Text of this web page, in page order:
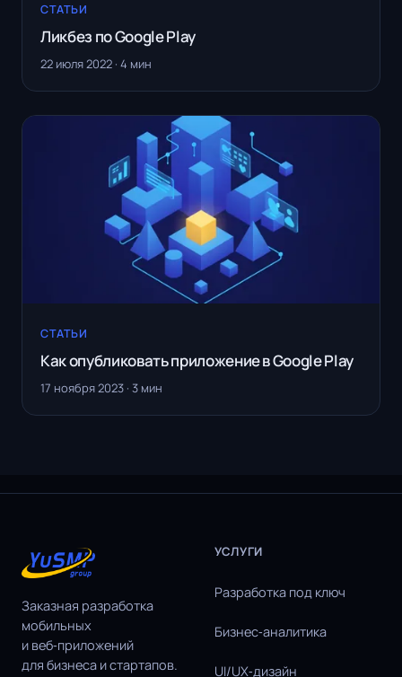
СТАТЬИ
Ликбез по Google Play
22 июля 2022 · 4 мин
СТАТЬИ
Как опубликовать приложение в Google Play
17 ноября 2023 · 3 мин
Заказная разработка
мобильных
и веб‑приложений
для бизнеса и стартапов.
УСЛУГИ
Разработка под ключ
Бизнес‑аналитика
UI/UX‑дизайн